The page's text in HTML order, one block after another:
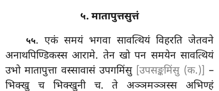
५. मातापुत्तसुत्तं
५५. एकं समयं भगवा सावत्थियं विहरति जेतवने
अनाथपिण्डिकस्स आरामे. तेन खो पन समयेन सावत्थियं
उभो मातापुत्ता वस्सावासं उपगमिंसु [उपसङ्कमिंसु (क.)] –
भिक्खु च भिक्खुनी च. ते अञ्ञमञ्ञस्स अभिण्हं